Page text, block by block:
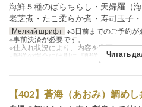
海鮮５種のばらちらし・天婦羅（
老芝煮・たこ柔らか煮・寿司玉子
Мелкий шрифт ※3日前までのご予約が
※事前決済が必要です。
※仕入れ状況により、内容を変更させてい
※配送の場合には別に『配送料』を注文下
Читать
【402】蒼海（あおみ）鯛めし